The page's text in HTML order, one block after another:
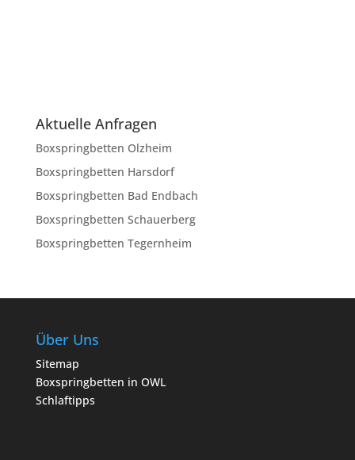
Aktuelle Anfragen
Boxspringbetten Olzheim
Boxspringbetten Harsdorf
Boxspringbetten Bad Endbach
Boxspringbetten Schauerberg
Boxspringbetten Tegernheim
Über Uns
Sitemap
Boxspringbetten in OWL
Schlaftipps